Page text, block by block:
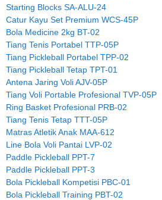
Starting Blocks SA-ALU-24
Catur Kayu Set Premium WCS-45P
Bola Medicine 2kg BT-02
Tiang Tenis Portabel TTP-05P
Tiang Pickleball Portabel TPP-02
Tiang Pickleball Tetap TPT-01
Antena Jaring Voli AJV-05P
Tiang Voli Portable Profesional TVP-05P
Ring Basket Profesional PRB-02
Tiang Tenis Tetap TTT-05P
Matras Atletik Anak MAA-612
Line Bola Voli Pantai LVP-02
Paddle Pickleball PPT-7
Paddle Pickleball PPT-3
Bola Pickleball Kompetisi PBC-01
Bola Pickleball Training PBT-02